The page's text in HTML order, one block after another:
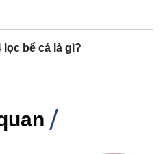
lọc bể cá là gì?